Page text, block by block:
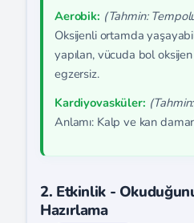
Aerobik: (Tahmin:
Oksijenli ortamda
yapılan, vücuda bol
egzersiz.
Kardiyovasküler:
Anlamı: Kalp ve kan
2. Etkinlik -
Hazırlama